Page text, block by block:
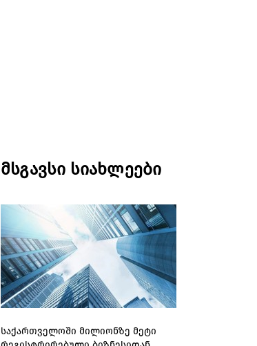
მსგავსი სიახლეები
საქართველოში მილიონზე მეტი